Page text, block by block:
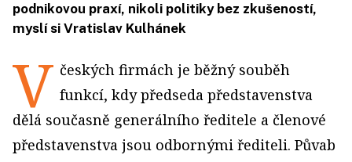
podnikovou praxí, nikoli politiky bez zkušeností,
myslí si Vratislav Kulhánek
V českých firmách je běžný souběh
funkcí, kdy předseda představenstva
dělá současně generálního ředitele a členové
představenstva jsou odbornými řediteli. Půvab